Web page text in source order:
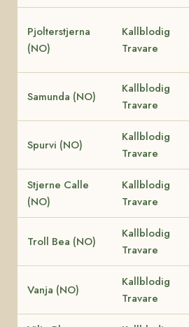
Pjolterstjerna
(NO)
Kallblodig
Travare
Samunda (NO)
Kallblodig
Travare
Spurvi (NO)
Kallblodig
Travare
Stjerne Calle
(NO)
Kallblodig
Travare
Troll Bea (NO)
Kallblodig
Travare
Vanja (NO)
Kallblodig
Travare